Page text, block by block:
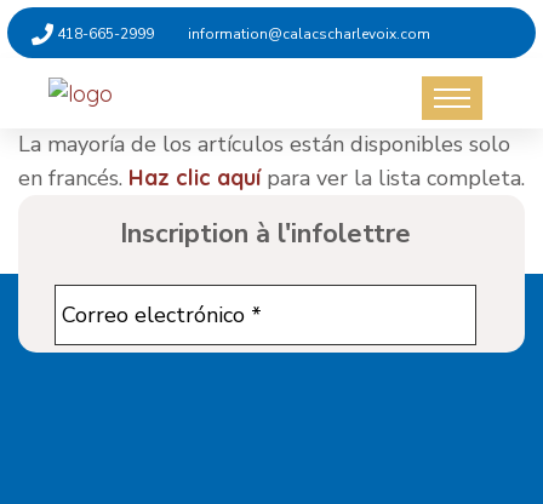
418-665-2999 information@calacscharlevoix.com
La mayoría de los artículos están disponibles solo
en francés. Haz clic aquípara ver la lista completa.
Inscription à l'infolettre